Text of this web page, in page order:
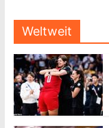
Weltweit